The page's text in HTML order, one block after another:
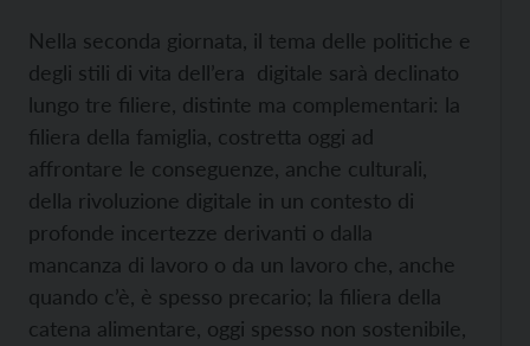
Nella seconda giornata, il tema delle politiche e
degli stili di vita dell’era digitale sarà declinato
lungo tre filiere, distinte ma complementari: la
filiera della famiglia, costretta oggi ad
affrontare le conseguenze, anche culturali,
della rivoluzione digitale in un contesto di
profonde incertezze derivanti o dalla
mancanza di lavoro o da un lavoro che, anche
quando c’è, è spesso precario; la filiera della
catena alimentare, oggi spesso non sostenibile,